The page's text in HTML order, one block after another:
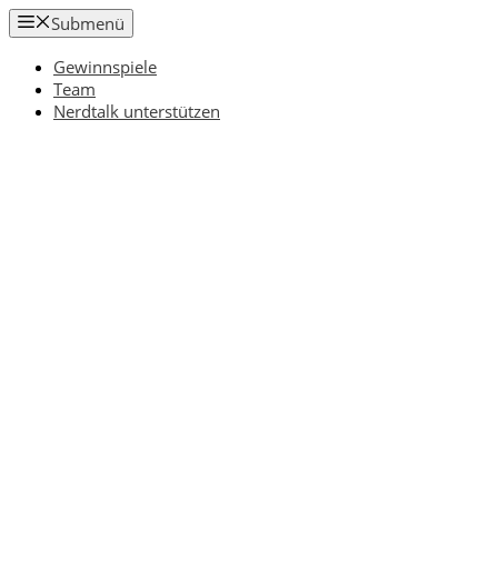
Zum
Inhalt
springen
Submenü
Gewinnspiele
Team
Nerdtalk unterstützen